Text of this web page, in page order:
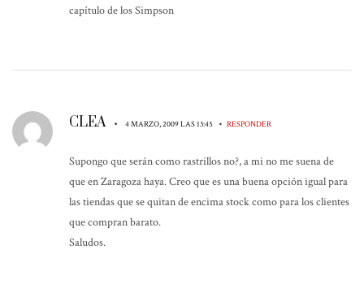
capítulo de los Simpson
CLEA • 4 MARZO, 2009 LAS 13:45 • RESPONDER
Supongo que serán como rastrillos no?, a mi no me suena de
que en Zaragoza haya. Creo que es una buena opción igual para
las tiendas que se quitan de encima stock como para los clientes
que compran barato.
Saludos.